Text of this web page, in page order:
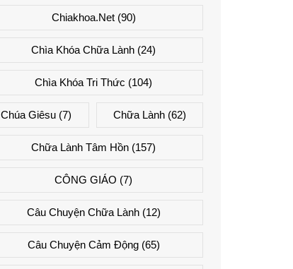
Chiakhoa.net(90)
Chìa Khóa Chữa Lành (24)
Chìa Khóa Tri Thức (104)
Chúa Giêsu (7) Chữa Lành(62)
Chữa Lành Tâm Hồn (157)
CÔNG GIÁO (7)
Câu Chuyện Chữa Lành(12)
Câu Chuyện Cảm Động(65)